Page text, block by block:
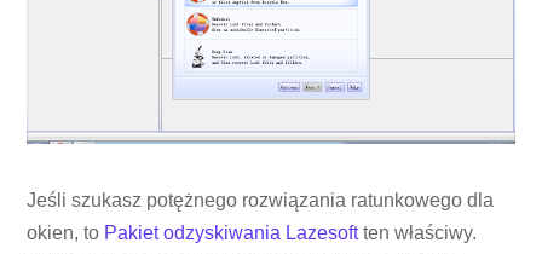
Jeśli szukasz potężnego rozwiązania ratunkowego dla
okien, to Pakiet odzyskiwania Lazesoft ten właściwy.